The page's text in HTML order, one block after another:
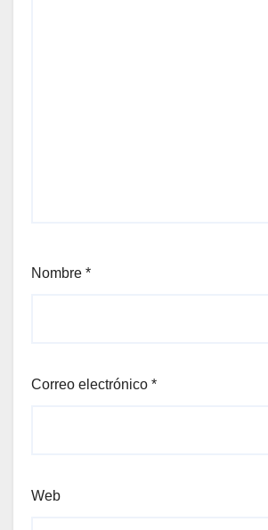
Nombre *
Correo electrónico *
Web